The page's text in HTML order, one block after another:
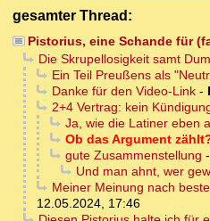
gesamter Thread:
Pistorius, eine Schande für
Die Skrupellosigkeit samt
Ein Teil Preußens als
Danke für den Video-Link-
2+4 Vertrag: kein
Ja, wie die Latiner eben
Ob das Argument
gute Zusammenstellung -
Und man ahnt, wer
Meiner Meinung nach
12.05.2024, 17:46